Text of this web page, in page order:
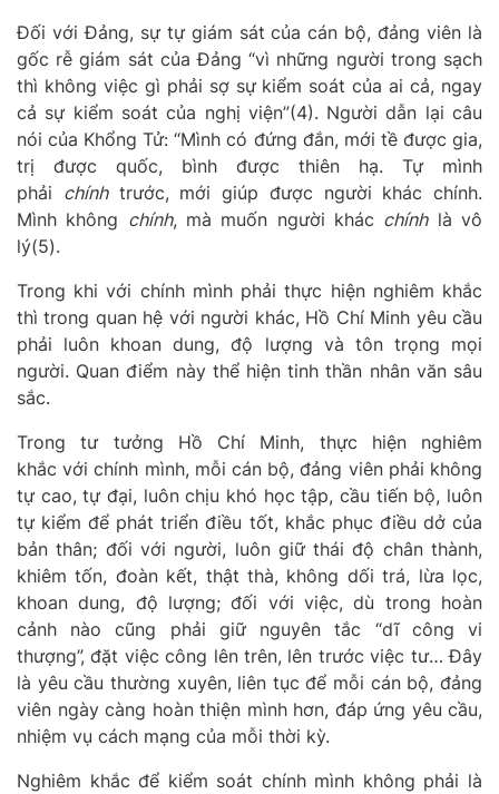
Đối với Đảng, sự tự giám sát của cán bộ, đảng viên là
gốc rễ giám sát của Đảng “vì những người trong sạch
thì không việc gì phải sợ sự kiểm soát của ai cả, ngay
cả sự kiểm soát của nghị viện”(4). Người dẫn lại câu
nói của Khổng Tử: “Mình có đứng đắn, mới tề được gia,
trị được quốc, bình được thiên hạ. Tự mình
phải chínhtrước, mới giúp được người khác chính.
Mình không chính, mà muốn người khác chínhlà vô
lý(5).
Trong khi với chính mình phải thực hiện nghiêm khắc
thì trong quan hệ với người khác, Hồ Chí Minh yêu cầu
phải luôn khoan dung, độ lượng và tôn trọng mọi
người. Quan điểm này thể hiện tinh thần nhân văn sâu
sắc.
Trong tư tưởng Hồ Chí Minh, thực hiện nghiêm
khắcvới chính mình, mỗi cán bộ, đảng viên phải không
tự cao, tự đại, luôn chịu khó học tập, cầu tiến bộ, luôn
tự kiểm để phát triển điều tốt, khắc phục điều dở của
bản thân; đối với người, luôn giữ thái độ chân thành,
khiêm tốn, đoàn kết, thật thà, không dối trá, lừa lọc,
khoan dung, độ lượng; đối với việc, dù trong hoàn
cảnh nào cũng phải giữ nguyên tắc “dĩ công vi
thượng”, đặt việc công lên trên, lên trước việc tư… Đây
là yêu cầu thường xuyên, liên tục để mỗi cán bộ, đảng
viên ngày càng hoàn thiện mình hơn, đáp ứng yêu cầu,
nhiệm vụ cách mạng của mỗi thời kỳ.
Nghiêm khắc để kiểm soát chính mình không phải là